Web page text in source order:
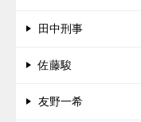
田中刑事
佐藤駿
友野一希